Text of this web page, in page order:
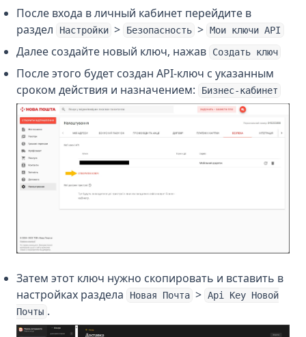
После входа в личный кабинет перейдите в
раздел
Настройки > Безопасность > Мои ключи API
Далее создайте новый ключ, нажав Создать ключ
После этого будет создан API-ключ с указанным
сроком действия и назначением:
Бизнес-кабинет
Затем этот ключ нужно скопировать и вставить в
настройках раздела
Новая Почта > Api Key Новой
Почты .